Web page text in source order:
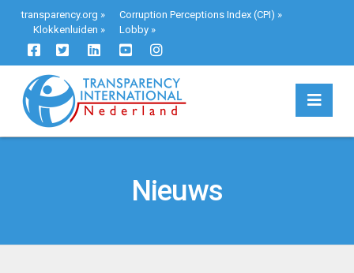
transparency.org » Corruption Perceptions Index (CPI) »
Klokkenluiden » Lobby»
Nieuws